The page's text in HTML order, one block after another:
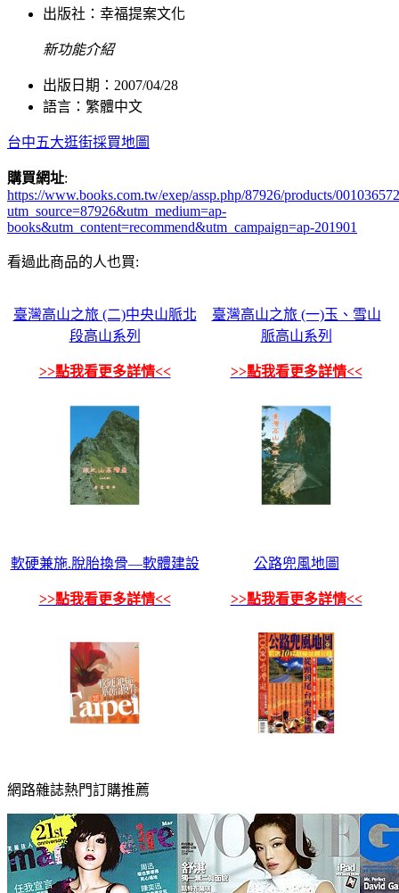
出版社： 幸福提案文化
新功能介紹
出版日期：2007/04/28
語言：繁體中文
台中五大逛街採買地圖
購買網址:
https://www.books.com.tw/exep/assp.php/87926/products/
utm_source=87926&utm_medium=ap-
books&utm_content=recommend&utm_campaign=ap-201901
看過此商品的人也買:
臺灣高山之旅 (二)中央山脈北
段高山系列
>>點我看更多詳情<<
臺灣高山之旅 (一)玉、雪山
脈高山系列
>>點我看更多詳情<<
軟硬兼施.脫胎換骨—軟體建設
>>點我看更多詳情<<
公路兜風地圖
>>點我看更多詳情<<
網路雜誌熱門訂購推薦